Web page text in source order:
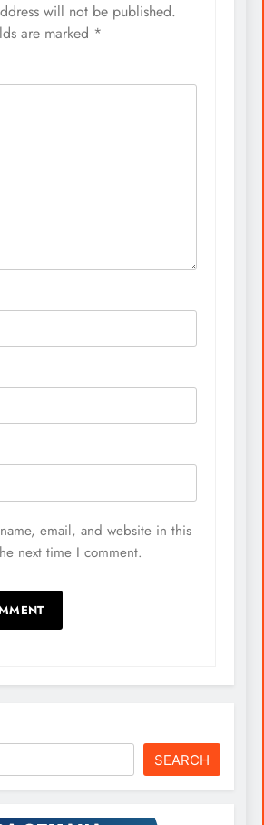
will not be published.
are marked *
email, and website in this
next time I comment.
SEARCH